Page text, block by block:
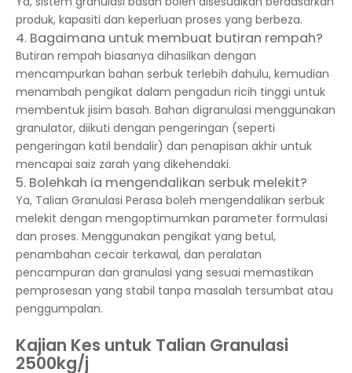
produk, kapasiti dan keperluan proses yang berbeza.
4. Bagaimana untuk membuat butiran rempah?
Butiran rempah biasanya dihasilkan dengan
mencampurkan bahan serbuk terlebih dahulu, kemudian
menambah pengikat dalam pengadun ricih tinggi untuk
membentuk jisim basah. Bahan digranulasi menggunakan
granulator, diikuti dengan pengeringan (seperti
pengeringan katil bendalir) dan penapisan akhir untuk
mencapai saiz zarah yang dikehendaki.
5. Bolehkah ia mengendalikan serbuk melekit?
Ya, Talian Granulasi Perasa boleh mengendalikan serbuk
melekit dengan mengoptimumkan parameter formulasi
dan proses. Menggunakan pengikat yang betul,
penambahan cecair terkawal, dan peralatan
pencampuran dan granulasi yang sesuai memastikan
pemprosesan yang stabil tanpa masalah tersumbat atau
penggumpalan.
Kajian Kes untuk Talian Granulasi
2500kg/j